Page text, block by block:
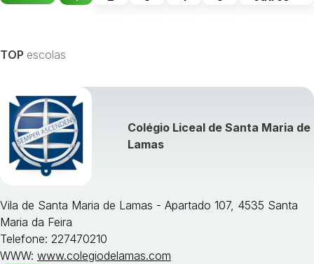
TOP escolas
Colégio Liceal de Santa Maria de
Lamas
Vila de Santa Maria de Lamas - Apartado 107, 4535 Santa
Maria da Feira
Telefone: 227470210
WWW: www.colegiodelamas.com